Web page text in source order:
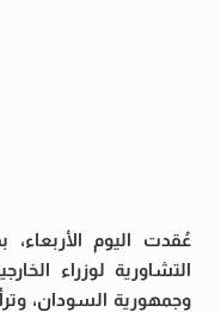
التشاورية لوزراء
وجمهورية السودان،